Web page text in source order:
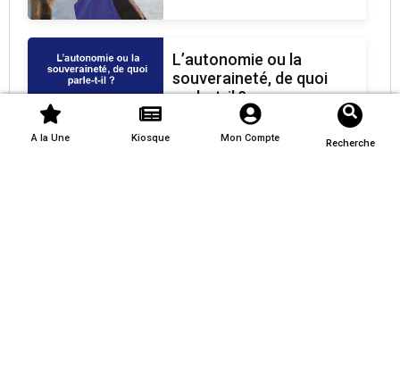
L’autonomie ou la
souveraineté, de quoi
parle-t-il ?
A la Une Kiosque Mon Compte Recherche